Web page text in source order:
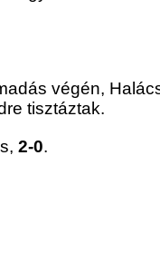
végén,
tisztáztak.
2-0.